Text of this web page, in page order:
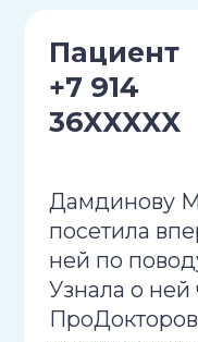
Пациент
+7 914
36XXXXX
Дамдинову
посетила
ней по
Узнала о ней